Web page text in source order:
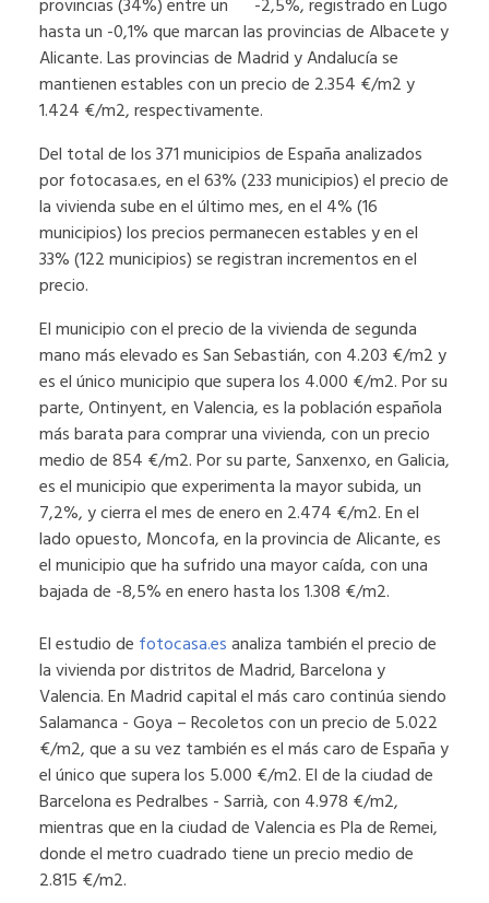
provincias (34%) entre un -2,5%, registrado en Lugo
hasta un -0,1% que marcan las provincias de Albacete y
Alicante. Las provincias de Madrid y Andalucía se
mantienen estables con un precio de 2.354 €/m2 y
1.424 €/m2, respectivamente.
Del total de los 371 municipios de España analizados
por fotocasa.es, en el 63% (233 municipios) el precio de
la vivienda sube en el último mes, en el 4% (16
municipios) los precios permanecen estables y en el
33% (122 municipios) se registran incrementos en el
precio.
El municipio con el precio de la vivienda de segunda
mano más elevado es San Sebastián, con 4.203 €/m2 y
es el único municipio que supera los 4.000 €/m2. Por su
parte, Ontinyent, en Valencia, es la población española
más barata para comprar una vivienda, con un precio
medio de 854 €/m2. Por su parte, Sanxenxo, en Galicia,
es el municipio que experimenta la mayor subida, un
7,2%, y cierra el mes de enero en 2.474 €/m2. En el
lado opuesto, Moncofa, en la provincia de Alicante, es
el municipio que ha sufrido una mayor caída, con una
bajada de -8,5% en enero hasta los 1.308 €/m2.
El estudio de fotocasa.esanaliza también el precio de
la vivienda por distritos de Madrid, Barcelona y
Valencia. En Madrid capital el más caro continúa siendo
Salamanca - Goya – Recoletos con un precio de 5.022
€/m2, que a su vez también es el más caro de España y
el único que supera los 5.000 €/m2. El de la ciudad de
Barcelona es Pedralbes - Sarrià, con 4.978 €/m2,
mientras que en la ciudad de Valencia es Pla de Remei,
donde el metro cuadrado tiene un precio medio de
2.815 €/m2.